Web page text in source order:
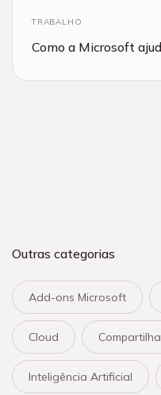
TRABALHO
Como a Microsoft
Outras categorias
Add-ons Microsoft
Cloud
Inteligência Artificial